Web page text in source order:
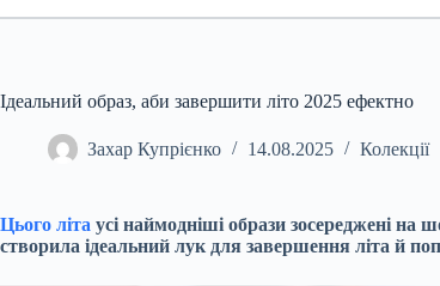
Ідеальний образ, аби завершити літо 2025 ефектно
Захар Купрієнко 14.08.2025 Колекції
Цього літа усі наймодніші образи зосереджені
створила ідеальний лук для завершення літа й